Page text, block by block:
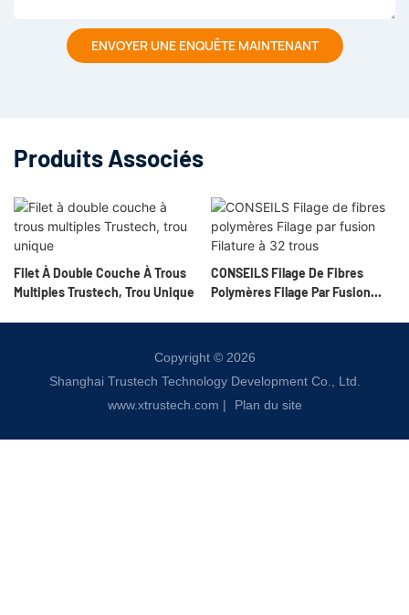
ENVOYER UNE ENQUÊTE MAINTENANT
Produits Associés
Filet À Double Couche À Trous
Multiples Trustech, Trou Unique
CONSEILS Filage De Fibres
Polymères Filage Par Fusion
Copyright © 2026
Shanghai Trustech Technology Development Co., Ltd.
www.xtrustech.com | Plan du site